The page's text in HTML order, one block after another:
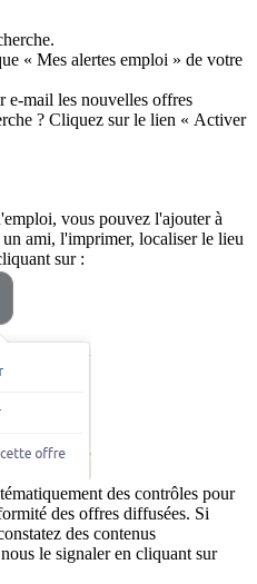
« Mes alertes emploi » de votre
e-mail les nouvelles offres
? Cliquez sur le lien « Activer
vous pouvez l'ajouter à
ami, l'imprimer, localiser le lieu
sur :
des contrôles pour
des offres diffusées. Si
des contenus
le signaler en cliquant sur